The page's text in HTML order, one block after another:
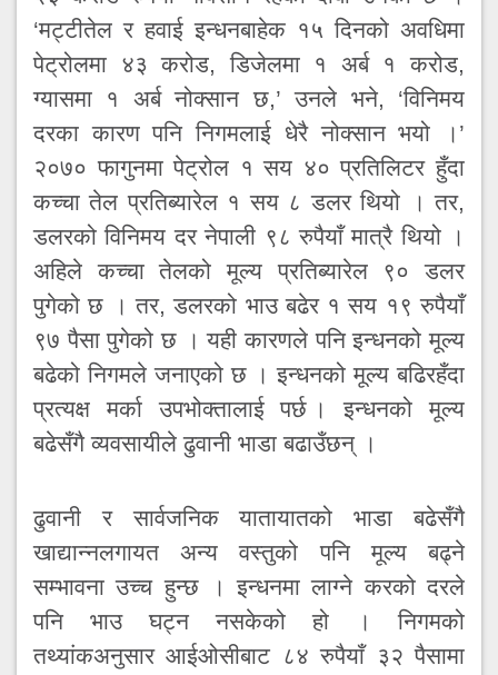
‘मट्टीतेल र हवाई इन्धनबाहेक १५ दिनको अवधिमा
पेट्रोलमा ४३ करोड, डिजेलमा १ अर्ब १ करोड,
ग्यासमा १ अर्ब नोक्सान छ,’ उनले भने, ‘विनिमय
दरका कारण पनि निगमलाई धेरै नोक्सान भयो ।’
२०७० फागुनमा पेट्रोल १ सय ४० प्रतिलिटर हुँदा
कच्चा तेल प्रतिब्यारेल १ सय ८ डलर थियो । तर,
डलरको विनिमय दर नेपाली ९८ रुपैयाँ मात्रै थियो ।
अहिले कच्चा तेलको मूल्य प्रतिब्यारेल ९० डलर
पुगेको छ । तर, डलरको भाउ बढेर १ सय १९ रुपैयाँ
९७ पैसा पुगेको छ । यही कारणले पनि इन्धनको मूल्य
बढेको निगमले जनाएको छ । इन्धनको मूल्य बढिरहँदा
प्रत्यक्ष मर्का उपभोक्तालाई पर्छ । इन्धनको मूल्य
बढेसँगै व्यवसायीले ढुवानी भाडा बढाउँछन् ।
ढुवानी र सार्वजनिक यातायातको भाडा बढेसँगै
खाद्यान्नलगायत अन्य वस्तुको पनि मूल्य बढ्ने
सम्भावना उच्च हुन्छ । इन्धनमा लाग्ने करको दरले
पनि भाउ घट्न नसकेको हो । निगमको
तथ्यांकअनुसार आईओसीबाट ८४ रुपैयाँ ३२ पैसामा